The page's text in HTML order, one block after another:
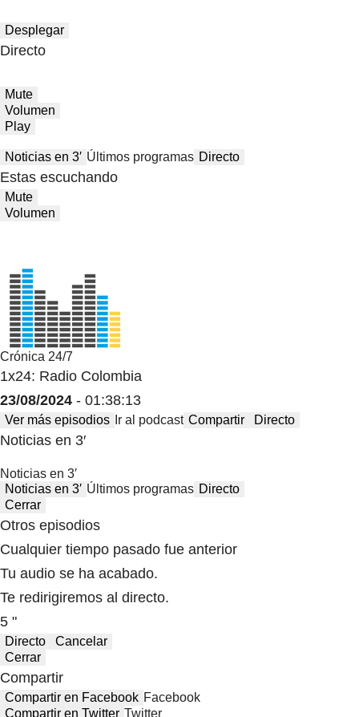
Desplegar
Directo
Mute
Volumen
Play
Noticias en 3′ Últimos programas Directo
Estas escuchando
Mute
Volumen
Crónica 24/7
1x24: Radio Colombia
23/08/2024 - 01:38:13
Ver más episodios Ir al podcast Compartir Directo
Noticias en 3′
Noticias en 3′
Noticias en 3′ Últimos programas Directo
Cerrar
Otros episodios
Cualquier tiempo pasado fue anterior
Tu audio se ha acabado.
Te redirigiremos al directo.
5 "
Directo
Cancelar
Cerrar
Compartir
Compartir en Facebook Facebook
Compartir en Twitter Twitter